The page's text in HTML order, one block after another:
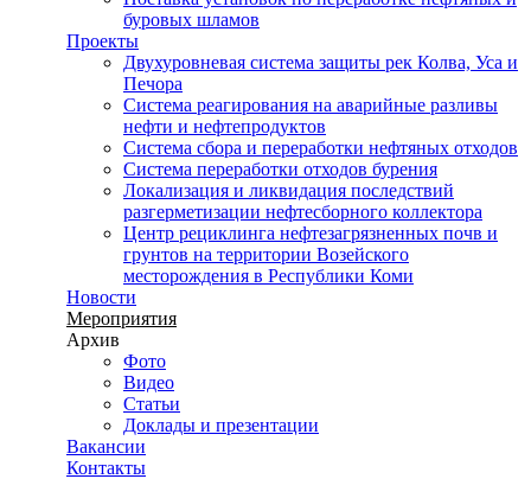
буровых шламов
Проекты
Двухуровневая система защиты рек Колва, Уса и
Печора
Система реагирования на аварийные разливы
нефти и нефтепродуктов
Система сбора и переработки нефтяных отходов
Система переработки отходов бурения
Локализация и ликвидация последствий
разгерметизации нефтесборного коллектора
Центр рециклинга нефтезагрязненных почв и
грунтов на территории Возейского
месторождения в Республики Коми
Новости
Мероприятия
Архив
Фото
Видео
Статьи
Доклады и презентации
Вакансии
Контакты